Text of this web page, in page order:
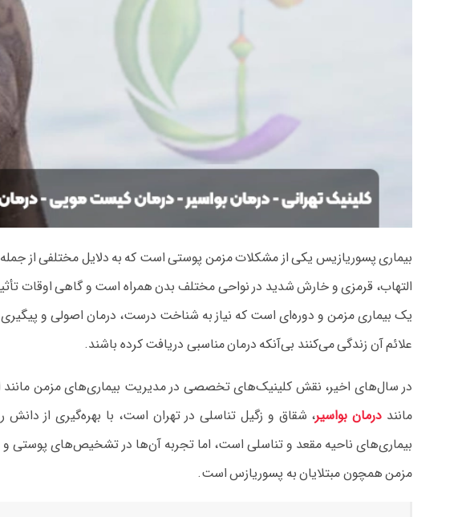
بیماری پسوریازیس یکی از مشکلات مزمن پوستی است که به دلایل مختلفی از
التهاب، قرمزی و خارش شدید در نواحی مختلف بدن همراه است و گاهی اوقات
یک بیماری مزمن و دوره‌ای است که نیاز به شناخت درست، درمان اصولی و پیگیری
علائم آن زندگی می‌کنند بی‌آنکه درمان مناسبی دریافت کرده باشند.
در سال‌های اخیر، نقش کلینیک‌های تخصصی در مدیریت بیماری‌های مزمن مانند
مانند درمان بواسیر، شقاق و زگیل تناسلی در تهران است، با بهره‌گیری از دانش
بیماری‌های ناحیه مقعد و تناسلی است، اما تجربه آن‌ها در تشخیص‌های
مزمن همچون مبتلایان به پسوریازس است.